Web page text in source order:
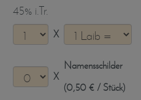
45% i.Tr.
X
X
Namensschilder
(0,50 € / Stück)